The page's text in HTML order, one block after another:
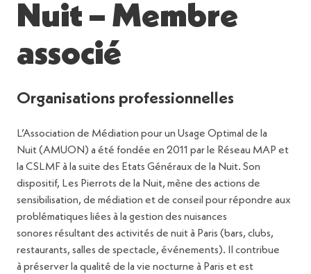
Nuit – Membre
associé
Organisations professionnelles
L’Association de Médiation pour un Usage Optimal de la
Nuit (AMUON) a été fondée en 2011 par le Réseau MAP et
la CSLMF à la suite des Etats Généraux de la Nuit. Son
dispositif, Les Pierrots de la Nuit, mène des actions de
sensibilisation, de médiation et de conseil pour répondre aux
problématiques liées à la gestion des nuisances
sonores résultant des activités de nuit à Paris (bars, clubs,
restaurants, salles de spectacle, événements). Il contribue
à préserver la qualité de la vie nocturne à Paris et est